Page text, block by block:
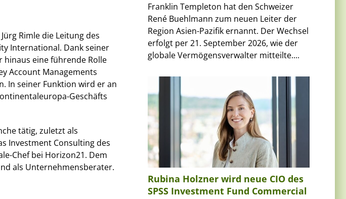
Rimle die Leitung des
International. Dank seiner
hinaus eine führende Rolle
Account Managements
In seiner Funktion wird er an
Geschäfts
tätig, zuletzt als
Investment Consulting des
Chef bei Horizon21. Dem
als Unternehmensberater.
Franklin Templeton hat den Schweizer
René Buehlmann zum neuen Leiter der
Region Asien-Pazifik ernannt. Der Wechsel
erfolgt per 21. September 2026, wie der
globale Vermögensverwalter mitteilte....
Rubina Holzner wird neue CIO des
SPSS Investment Fund Commercial